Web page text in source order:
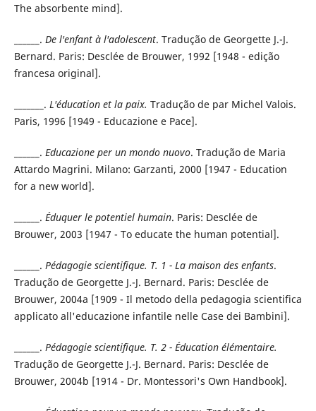
The absorbente mind].
______. De l'enfant à l'adolescent. Tradução de Georgette J.-J.
Bernard. Paris: Desclée de Brouwer, 1992 [1948 - edição
francesa original].
_______. L'éducation et la paix. Tradução de par Michel Valois.
Paris, 1996 [1949 - Educazione e Pace].
______. Educazione per un mondo nuovo. Tradução de Maria
Attardo Magrini. Milano: Garzanti, 2000 [1947 - Education
for a new world].
______. Éduquer le potentiel humain. Paris: Desclée de
Brouwer, 2003 [1947 - To educate the human potential].
______. Pédagogie scientifique. T. 1 - La maison des enfants.
Tradução de Georgette J.-J. Bernard. Paris: Desclée de
Brouwer, 2004a [1909 - Il metodo della pedagogia scientifica
applicato all'educazione infantile nelle Case dei Bambini].
______. Pédagogie scientifique. T. 2 - Éducation élémentaire.
Tradução de Georgette J.-J. Bernard. Paris: Desclée de
Brouwer, 2004b [1914 - Dr. Montessori's Own Handbook].